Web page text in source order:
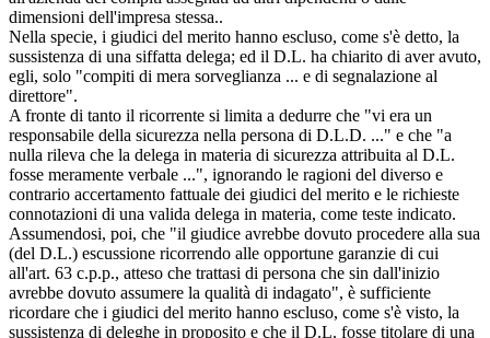
dimensioni dell'impresa stessa..
Nella specie, i giudici del merito hanno escluso, come s'è detto, la
sussistenza di una siffatta delega; ed il D.L. ha chiarito di aver avuto,
egli, solo "compiti di mera sorveglianza ... e di segnalazione al
direttore".
A fronte di tanto il ricorrente si limita a dedurre che "vi era un
responsabile della sicurezza nella persona di D.L.D. ..." e che "a
nulla rileva che la delega in materia di sicurezza attribuita al D.L.
fosse meramente verbale ...", ignorando le ragioni del diverso e
contrario accertamento fattuale dei giudici del merito e le richieste
connotazioni di una valida delega in materia, come teste indicato.
Assumendosi, poi, che "il giudice avrebbe dovuto procedere alla sua
(del D.L.) escussione ricorrendo alle opportune garanzie di cui
all'art. 63 c.p.p., atteso che trattasi di persona che sin dall'inizio
avrebbe dovuto assumere la qualità di indagato", è sufficiente
ricordare che i giudici del merito hanno escluso, come s'è visto, la
sussistenza di deleghe in proposito e che il D.L. fosse titolare di una